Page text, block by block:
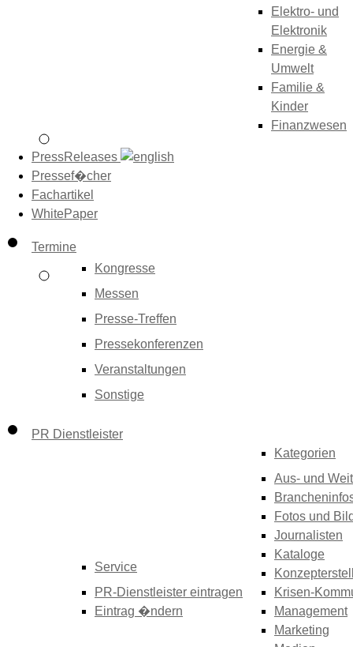
Elektro- und
Elektronik
Energie &
Umwelt
Familie &
Kinder
Finanzwesen
PressReleases
Pressef�cher
Fachartikel
WhitePaper
Termine
Kongresse
Messen
Presse-Treffen
Pressekonferenzen
Veranstaltungen
Sonstige
PR Dienstleister
Service
PR-Dienstleister eintragen
Eintrag �ndern
Kategorien
Aus- und
Fotos und
Journalisten
Kataloge
Krisen-
Management
Marketing